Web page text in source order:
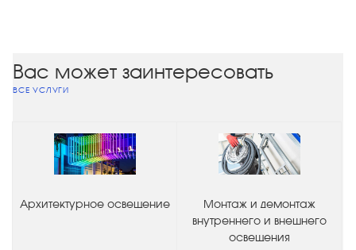
Вас может заинтересовать
ВСЕ УСЛУГИ
Архитектурное освещение
Монтаж и демонтаж
внутреннего и внешнего
освещения